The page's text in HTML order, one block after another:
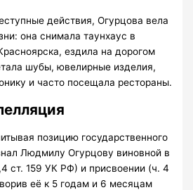
действия, Огурцова вела
она снимала таунхаус в
ездила на дорогом
шубы, ювелирные изделия,
и часто посещала рестораны.
позицию государственного
Людмилу Огурцову виновной в
ст. 159 УК РФ) и присвоении (ч. 4
её к 5 годам и 6 месяцам